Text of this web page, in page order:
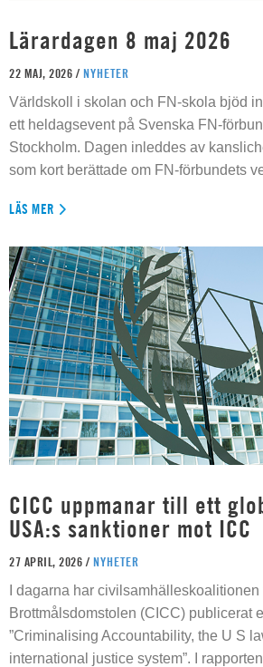
Lärardagen 8 maj 2026
22 MAJ, 2026 / NYHETER
Världskoll i skolan och FN-skola bjöd in
ett heldagsevent på Svenska FN-
Stockholm. Dagen inleddes av
som kort berättade om FN-förbundets
LÄS MER
CICC uppmanar till ett
USA:s sanktioner mot ICC
27 APRIL, 2026 / NYHETER
I dagarna har
Brottmålsdomstolen (CICC) publicerat
”Criminalising Accountability, the U S
international justice system”. I